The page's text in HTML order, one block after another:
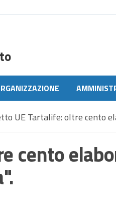
UE Tartalife: oltre cento
cento